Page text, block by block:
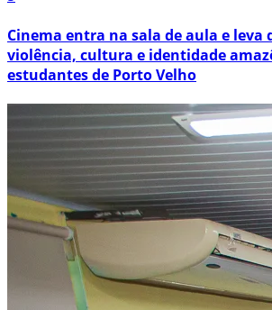
Cinema entra na sala de aula e leva
violência, cultura e identidade
estudantes de Porto Velho